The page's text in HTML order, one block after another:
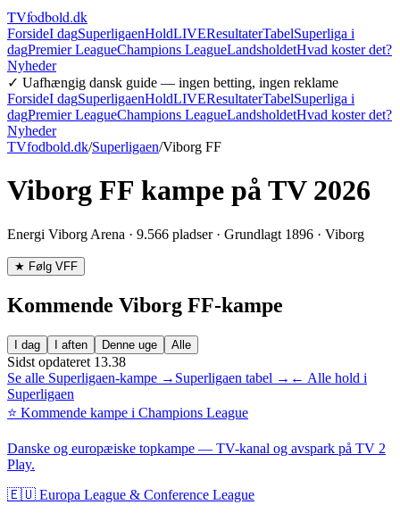
TVfodbold.dk
ForsideI dagSuperligaenHoldLIVEResultaterTabelSuperliga i
dagPremier LeagueChampions LeagueLandsholdetHvad koster det?
Nyheder
✓ Uafhængig dansk guide — ingen betting, ingen reklame
ForsideI dagSuperligaenHoldLIVEResultaterTabelSuperliga i
dagPremier LeagueChampions LeagueLandsholdetHvad koster det?
Nyheder
TVfodbold.dk/Superligaen/Viborg FF
Viborg FF kampe på TV 2026
Energi Viborg Arena · 9.566 pladser · Grundlagt 1896 · Viborg
★ Følg VFF
Kommende Viborg FF-kampe
I dag I aften Denne uge Alle
Sidst opdateret 13.38
Se alle Superligaen-kampe → Superligaen tabel → ← Alle hold i
Superligaen
⭐ Kommende kampe i Champions League
Danske og europæiske topkampe — TV-kanal og avspark på TV 2
Play.
🇪🇺 Europa League & Conference League